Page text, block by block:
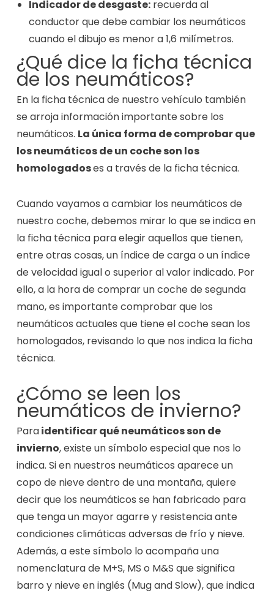
Indicador de desgaste: recuerda al
conductor que debe cambiar los neumáticos
cuando el dibujo es menor a 1,6 milímetros.
¿Qué dice la ficha técnica
de los neumáticos?
En la ficha técnica de nuestro vehículo también
se arroja información importante sobre los
neumáticos. La única forma de comprobar que
los neumáticos de un coche son los
homologadoses a través de la ficha técnica.
Cuando vayamos a cambiar los neumáticos de
nuestro coche, debemos mirar lo que se indica en
la ficha técnica para elegir aquellos que tienen,
entre otras cosas, un índice de carga o un índice
de velocidad igual o superior al valor indicado. Por
ello, a la hora de comprar un coche de segunda
mano, es importante comprobar que los
neumáticos actuales que tiene el coche sean los
homologados, revisando lo que nos indica la ficha
técnica.
¿Cómo se leen los
neumáticos de invierno?
Paraidentificar qué neumáticos son de
invierno, existe un símbolo especial que nos lo
indica. Si en nuestros neumáticos aparece un
copo de nieve dentro de una montaña, quiere
decir que los neumáticos se han fabricado para
que tenga un mayor agarre y resistencia ante
condiciones climáticas adversas de frío y nieve.
Además, a este símbolo lo acompaña una
nomenclatura de M+S, MS o M&S que significa
barro y nieve en inglés (Mug and Slow), que indica